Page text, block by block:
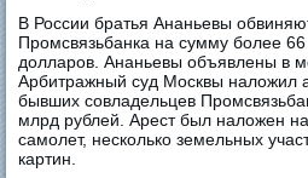
В России братья Ананьевы
Промсвязьбанка на сумму более
долларов. Ананьевы объявлены в
Арбитражный суд Москвы наложил
бывших совладельцев
млрд рублей. Арест был наложен
самолет, несколько земельных
картин.